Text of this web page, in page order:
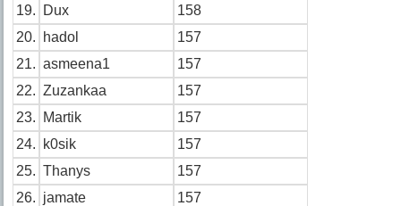
19.
Dux
158
20.
hadol
157
21. asmeena1
157
22. Zuzankaa
157
23.
Martik
157
24.
k0sik
157
25. Thanys
157
26. jamate
157